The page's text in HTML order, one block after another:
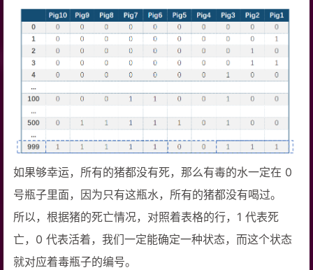
如果够幸运，所有的猪都没有死，那么有毒的水一定在 0
号瓶子里面，因为只有这瓶水，所有的猪都没有喝过。
所以，根据猪的死亡情况，对照着表格的行，1 代表死
亡，0 代表活着，我们一定能确定一种状态，而这个状态
就对应着毒瓶子的编号。